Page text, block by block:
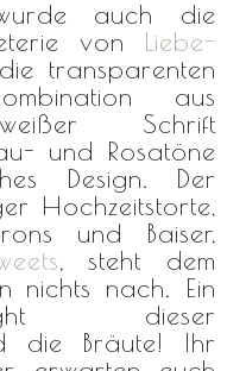
auch die
von Liebe-
transparenten
aus
Schrift
und Rosatöne
Design. Der
Hochzeitstorte,
und Baiser,
, steht dem
nichts nach. Ein
dieser
die Bräute! Ihr